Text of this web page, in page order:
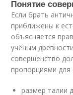
Понятие
Если брать
приближены к
объясняется
учёным
совершенство
пропорциями для
размер талии